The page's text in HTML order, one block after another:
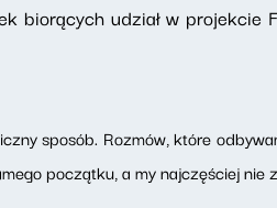
biorących udział w projekcie
sposób. Rozmów, które
początku, a my najczęściej nie